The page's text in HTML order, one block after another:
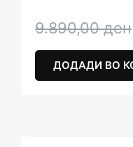
9.890,00ден
Original
was:
9.890,00
Current
6.930,00
ДОДАДИ ВО